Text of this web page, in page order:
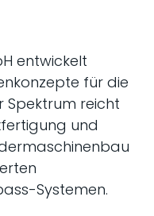
entwickelt
für die
Spektrum reicht
und
Systemen.